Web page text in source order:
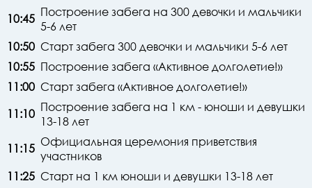
10:45 Построение забега на 300 девочки и мальчики
5-6 лет
10:50 Старт забега 300 девочки и мальчики 5-6 лет
10:55 Построение забега «Активное долголетие!»
11:00 Старт забега «Активное долголетие!»
11:10 Построение забега на 1 км - юноши и девушки
13-18 лет
11:15 Официальная церемония приветствия
участников
11:25 Старт на 1 км юноши и девушки 13-18 лет